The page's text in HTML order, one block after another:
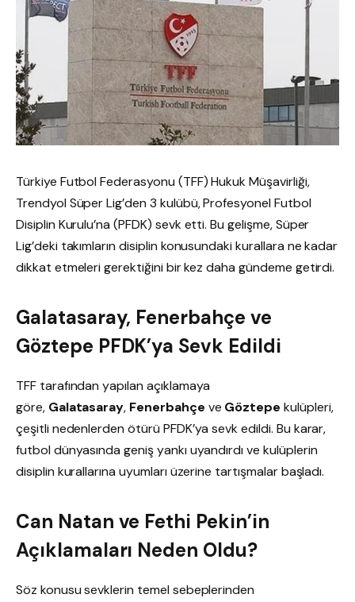
Türkiye Futbol Federasyonu (TFF) Hukuk Müşavirliği,
Trendyol Süper Lig’den 3 kulübü, Profesyonel Futbol
Disiplin Kurulu’na (PFDK) sevk etti. Bu gelişme, Süper
Lig’deki takımların disiplin konusundaki kurallara ne kadar
dikkat etmeleri gerektiğini bir kez daha gündeme getirdi.
Galatasaray, Fenerbahçe ve
Göztepe PFDK’ya Sevk Edildi
TFF tarafından yapılan açıklamaya
göre, Galatasaray, Fenerbahçe ve Göztepe kulüpleri,
çeşitli nedenlerden ötürü PFDK’ya sevk edildi. Bu karar,
futbol dünyasında geniş yankı uyandırdı ve kulüplerin
disiplin kurallarına uyumları üzerine tartışmalar başladı.
Can Natan ve Fethi Pekin’in
Açıklamaları Neden Oldu?
Söz konusu sevklerin temel sebeplerinden